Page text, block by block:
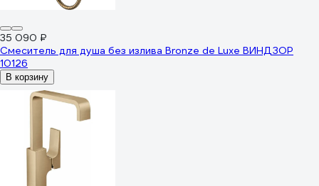
35 090 ₽
Смеситель для душа без излива Bronze de Luxe ВИНДЗОР
10126
В корзину